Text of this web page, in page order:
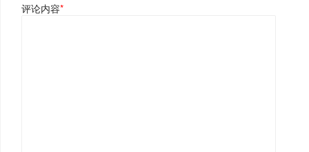
评论内容*